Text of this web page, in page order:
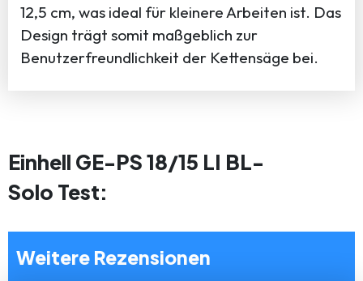
12,5 cm, was ideal für kleinere Arbeiten ist. Das
Design trägt somit maßgeblich zur
Benutzerfreundlichkeit der Kettensäge bei.
Einhell GE-PS 18/15 LI BL-
Solo Test:
Weitere Rezensionen